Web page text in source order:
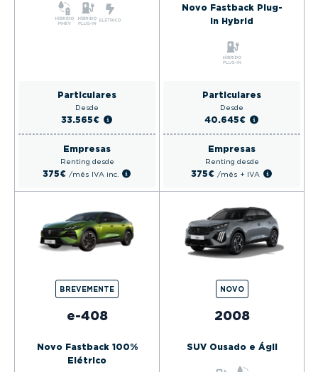
Particulares
Desde
33.565€
Empresas
Renting desde
375€ /mês IVA inc.
Novo Fastback Plug-
In Hybrid
Particulares
Desde
40.645€
Empresas
Renting desde
375€ /mês + IVA
BREVEMENTE
e-408
Novo Fastback 100%
Elétrico
NOVO
2008
SUV Ousado e Ágil